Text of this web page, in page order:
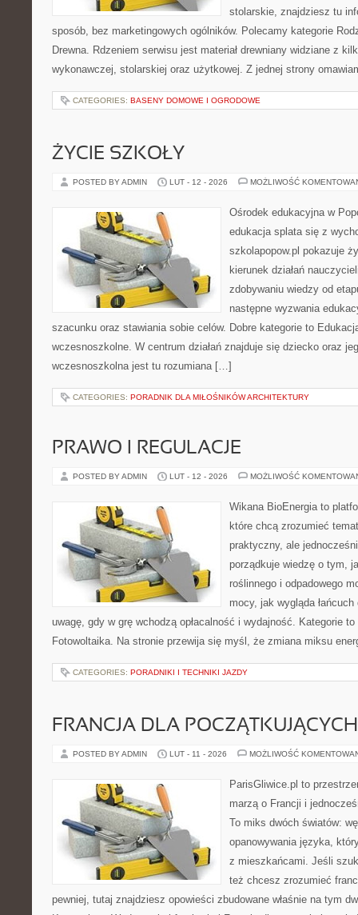
stolarskie, znajdziesz tu
sposób, bez marketingowych ogólników. Polecamy kategorie
Drewna. Rdzeniem serwisu jest materiał drewniany widziane z
wykonawczej, stolarskiej oraz użytkowej. Z jednej strony
CATEGORIES: BASENY DOMOWE I OGRODOWE
ŻYCIE SZKOŁY
POSTED BY ADMIN LUT - 12 - 2026 MOŻLIWOŚĆ
Ośrodek edukacyjna w
edukacja splata się z
szkolapopow.pl pokazuje
kierunek działań
zdobywaniu wiedzy od
następne wyzwania
szacunku oraz stawiania sobie celów. Dobre kategorie to
wczesnoszkolne. W centrum działań znajduje się dziecko oraz
wczesnoszkolna jest tu rozumiana […]
CATEGORIES: PORADNIK DLA MIŁOŚNIKÓW ARCHITEKTURY
PRAWO I REGULACJE
POSTED BY ADMIN LUT - 12 - 2026 MOŻLIWOŚĆ
Wikana BioEnergia to
które chcą zrozumieć
praktyczny, ale
porządkuje wiedzę o tym,
roślinnego i odpadowego
mocy, jak wygląda
uwagę, gdy w grę wchodzą opłacalność i wydajność. Kategorie
Fotowoltaika. Na stronie przewija się myśl, że zmiana miksu
CATEGORIES: PORADNIKI I TECHNIKI JAZDY
FRANCJA DLA POCZĄTKUJĄCYCH
POSTED BY ADMIN LUT - 11 - 2026 MOŻLIWOŚĆ
ParisGliwice.pl to
marzą o Francji i
To miks dwóch światów:
opanowywania języka,
z mieszkańcami. Jeśli
też chcesz zrozumieć
pewniej, tutaj znajdziesz opowieści zbudowane właśnie na tym